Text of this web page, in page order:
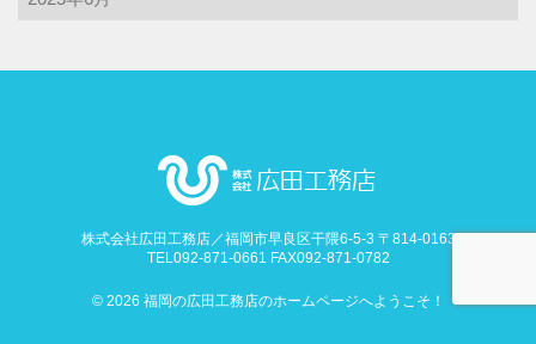
株式会社広田工務店／福岡市早良区干隈6-5-3 〒814-0163
TEL092-871-0661 FAX092-871-0782
© 2026 福岡の広田工務店のホームページへようこそ！